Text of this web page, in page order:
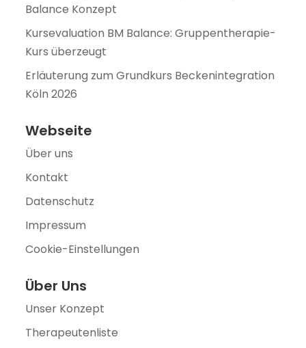
Balance Konzept
Kursevaluation BM Balance: Gruppentherapie-
Kurs überzeugt
Erläuterung zum Grundkurs Beckenintegration
Köln 2026
Webseite
Über uns
Kontakt
Datenschutz
Impressum
Cookie-Einstellungen
Über Uns
Unser Konzept
Therapeutenliste